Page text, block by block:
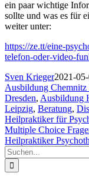
ein paar wichtige
sollte und was es für
weiter unter:
https://ze.tt/eine-
telefon-oder-video-
Sven Krieger2021-
Ausbildung
Dresden, Ausbildung
Leipzig, Beratung,
Heilpraktiker für
Multiple Choice
Heilpraktiker
Suche
nach: